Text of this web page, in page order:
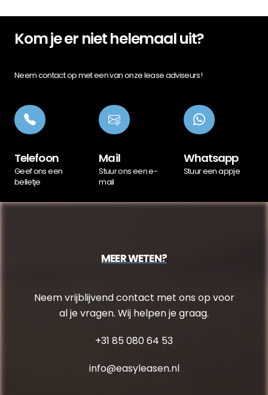
Kom je er niet helemaal uit?
Neem contact op met een van onze lease adviseurs!
Telefoon
Geef ons een
belletje
Mail
Stuur ons een e-
mail
Whatsapp
Stuur een appje
MEER WETEN?
Neem vrijblijvend contact met ons op voor
al je vragen. Wij helpen je graag.
+31 85 080 64 53
info@easyleasen.nl